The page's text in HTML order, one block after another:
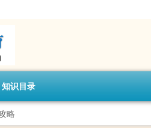
知识目录
略